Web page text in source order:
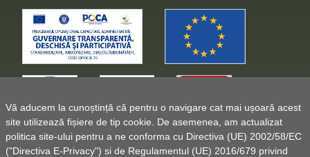
Vă aducem la cunoștință că pentru o navigare cat mai ușoară acest
site utilizează fișiere de tip cookie. De asemenea, am actualizat
politica site-ului pentru a ne conforma cu Directiva (UE) 2002/58/EC
("Directiva E-Privacy") si de Regulamentul (UE) 2016/679 privind